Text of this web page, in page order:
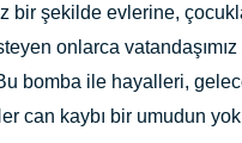
bir şekilde evlerine,
onlarca
bomba ile hayalleri,
can kaybı bir umudun